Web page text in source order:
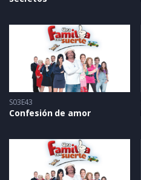
S03E43
Confesión de amor